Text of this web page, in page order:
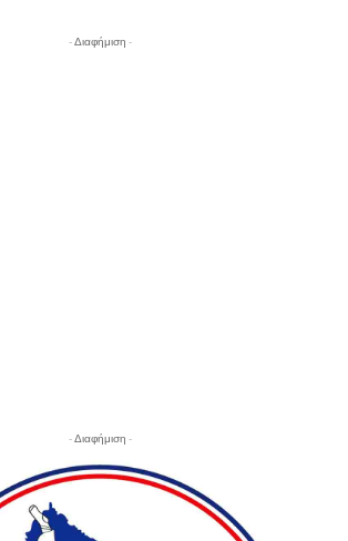
- Διαφήμιση -
- Διαφήμιση -